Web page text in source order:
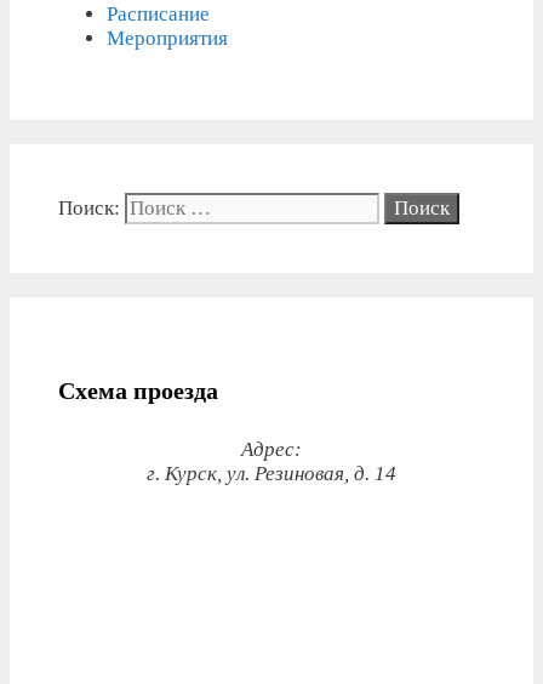
Расписание
Мероприятия
Поиск:
Схема проезда
Адрес:
г. Курск, ул. Резиновая, д. 14